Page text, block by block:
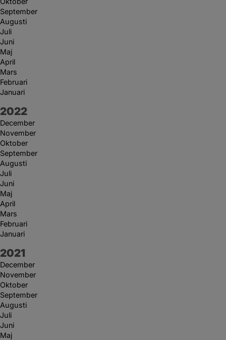
September
Augusti
Juli
Juni
Maj
April
Mars
Februari
Januari
År:
2022
December
November
Oktober
September
Augusti
Juli
Juni
Maj
April
Mars
Februari
Januari
År:
2021
December
November
Oktober
September
Augusti
Juli
Juni
Maj